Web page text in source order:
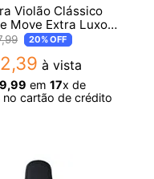
Violão Clássico
Move Extra Luxo
,99 20%OFF
,39 à vista
,99 em 17x de
no cartão de crédito